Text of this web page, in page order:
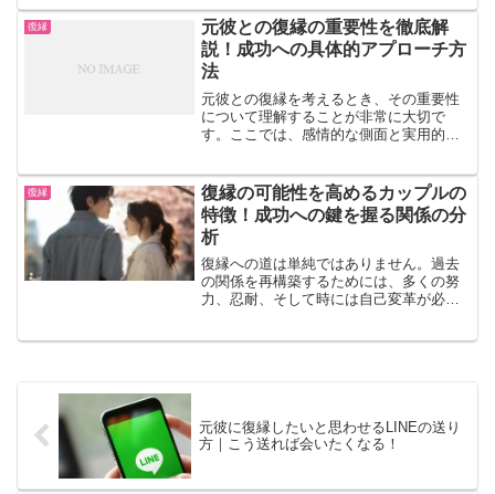
人としての関係が終わった後も、お互い
を大切に思い合うことができ...
復縁
元彼との復縁の重要性を徹底解
説！成功への具体的アプローチ方
法
元彼との復縁を考えるとき、その重要性
について理解することが非常に大切で
す。ここでは、感情的な側面と実用的な
要性とは感情的な側面愛情の再確認別れ
た後でも、元彼に対する愛情...
復縁
復縁の可能性を高めるカップルの
特徴！成功への鍵を握る関係の分
析
復縁への道は単純ではありません。過去
の関係を再構築するためには、多くの努
力、忍耐、そして時には自己変革が必要
元彼に復縁したいと思わせるLINEの送り
方｜こう送れば会いたくなる！